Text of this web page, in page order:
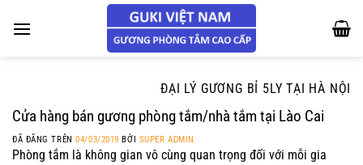
đến
ĐẠI LÝ GƯƠNG BỈ 5LY TẠI HÀ NỘI
Cửa hàng bán gương phòng tắm/nhà tắm tại Lào Cai
ĐÃ ĐĂNG TRÊN04/03/2019 BỞI SUPER ADMIN
Phòng tắm là không gian vô cùng quan trọng đối với mỗi gia